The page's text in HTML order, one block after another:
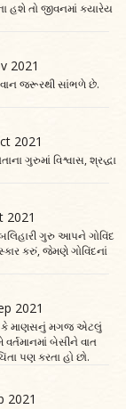
હશે તો જીવનમાં ક્યારેય
2021
જરૂરથી સાંભળે છે.
2021
ગુરુમાં વિશ્વાસ, શ્રદ્ધા
2021
ગુરુ આપને ગોવિંદ
કરું, જેમણે ગોવિંદનાં
2021
કે માણસનું મગજ એટલું
બેસીને વાત
પણ કરતા હો છો.
2021